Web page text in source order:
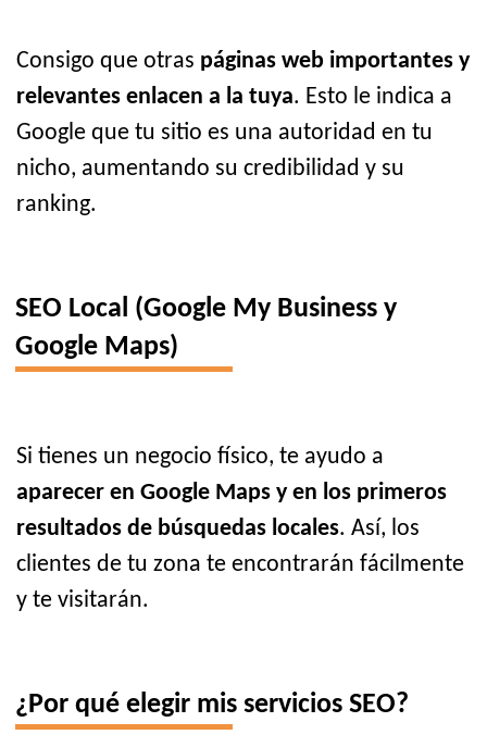
Consigo que otras páginas web importantes y
relevantes enlacen a la tuya. Esto le indica a
Google que tu sitio es una autoridad en tu
nicho, aumentando su credibilidad y su
ranking.
SEO Local (Google My Business y
Google Maps)
Si tienes un negocio físico, te ayudo a
aparecer en Google Maps y en los primeros
resultados de búsquedas locales. Así, los
clientes de tu zona te encontrarán fácilmente
y te visitarán.
¿Por qué elegir mis servicios SEO?